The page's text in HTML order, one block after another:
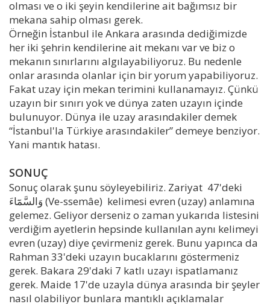
olması ve o iki şeyin kendilerine ait bağımsız bir
mekana sahip olması gerek.
Örneğin İstanbul ile Ankara arasında dediğimizde
her iki şehrin kendilerine ait mekanı var ve biz o
mekanın sınırlarını algılayabiliyoruz. Bu nedenle
onlar arasında olanlar için bir yorum yapabiliyoruz.
Fakat uzay için mekan terimini kullanamayız. Çünkü
uzayın bir sınırı yok ve dünya zaten uzayın içinde
bulunuyor. Dünya ile uzay arasındakiler demek
“İstanbul'la Türkiye arasındakiler” demeye benziyor.
Yani mantık hatası.
SONUÇ
Sonuç olarak şunu söyleyebiliriz. Zariyat 47'deki
وَالسَّمَٓاءَ (Ve-ssemâe) kelimesi evren (uzay) anlamına
gelemez. Geliyor derseniz o zaman yukarıda listesini
verdiğim ayetlerin hepsinde kullanılan aynı kelimeyi
evren (uzay) diye çevirmeniz gerek. Bunu yapınca da
Rahman 33'deki uzayın bucaklarını göstermeniz
gerek. Bakara 29'daki 7 katlı uzayı ispatlamanız
gerek. Maide 17'de uzayla dünya arasında bir şeyler
nasıl olabiliyor bunlara mantıklı açıklamalar